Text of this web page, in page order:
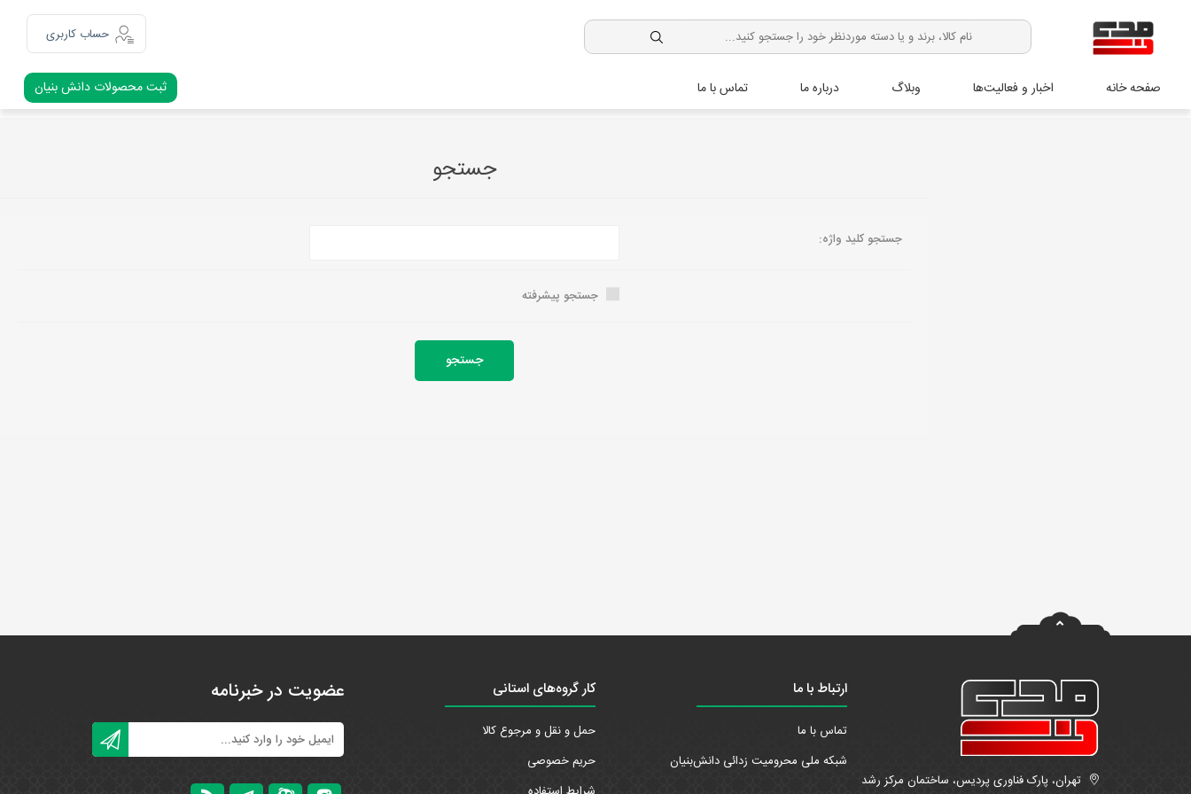
حساب کاربری
ثبت نام
ورود
صفحه خانه اخبار و فعالیت‌ها وبلاگ درباره ما تماس با ما ثبت محصولات دانش بنیان
جستجو
جستجو کلید واژه:
جستجو پیشرفته
تهران، پارک فناوری پردیس، ساختمان مرکز رشد
ارتباط با ما
تماس با ما
شبکه ملی محرومیت زدائی دانش‌بنیان
کار گروه‌های استانی
حمل و نقل و مرجوع کالا
حریم خصوصی
عضویت در خبرنامه